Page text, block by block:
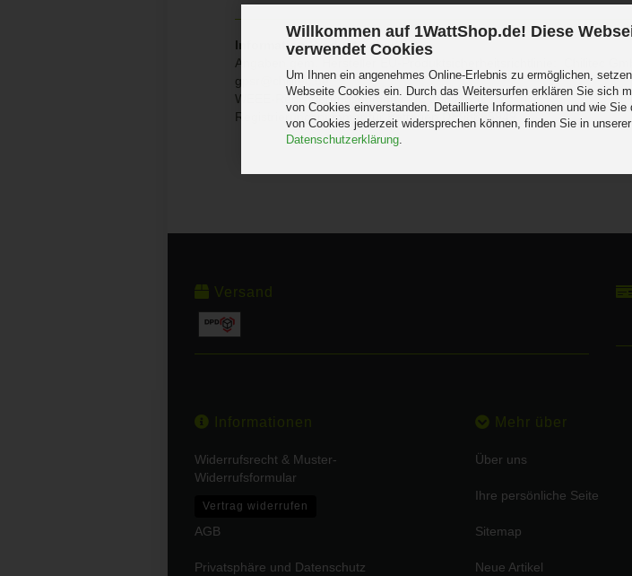
Willkommen auf 1WattShop.de! Diese
verwendet Cookies
Um Ihnen ein angenehmes Online-Erlebnis zu ermöglichen,
Webseite Cookies ein. Durch das Weitersurfen erklären Sie sich
von Cookies einverstanden. Detaillierte Informationen und wie Sie
von Cookies jederzeit widersprechen können, finden Sie in unserer
Datenschutzerklärung.
Information Produktsicherheit
Angaben gem. Hersteller EU-Produktsicherheitsrichtlinie: Chilitec
gpsr@chilitec.de
WEEE-Registrierungsnummer DE 25841852
Registrierungsnummer für Batterien DE98885949
Versand
Informationen
Widerrufsrecht & Muster-
Widerrufsformular
Vertrag widerrufen
AGB
Privatsphäre und Datenschutz
Mehr über
Über uns
Ihre persönliche Seite
Sitemap
Neue Artikel